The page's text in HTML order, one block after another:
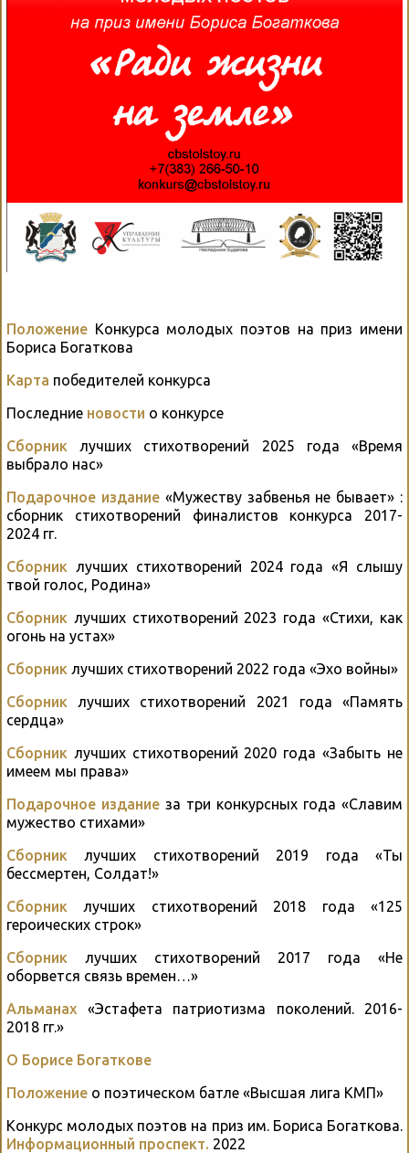
Положение Конкурса молодых поэтов на приз имени
Бориса Богаткова
Карта победителей конкурса
Последние новости о конкурсе
Сборник лучших стихотворений 2025 года «Время
выбрало нас»
Подарочное издание«Мужеству забвенья не бывает» :
сборник стихотворений финалистов конкурса 2017-
2024 гг.
Сборник лучших стихотворений 2024 года «Я слышу
твой голос, Родина»
Сборник лучших стихотворений 2023 года «Стихи, как
огонь на устах»
Сборник лучших стихотворений 2022 года «Эхо войны»
Сборник лучших стихотворений 2021 года «Память
сердца»
Сборник лучших стихотворений 2020 года «Забыть не
имеем мы права»
Подарочное издание за три конкурсных года «Славим
мужество стихами»
Сборник лучших стихотворений 2019 года «Ты
бессмертен, Солдат!»
Сборник лучших стихотворений 2018 года «125
героических строк»
Сборник лучших стихотворений 2017 года «Не
оборвется связь времен…»
Альманах «Эстафета патриотизма поколений. 2016-
2018 гг.»
О Борисе Богаткове
Положение о поэтическом батле «Высшая лига КМП»
Конкурс молодых поэтов на приз им. Бориса Богаткова.
Информационный проспект. 2022